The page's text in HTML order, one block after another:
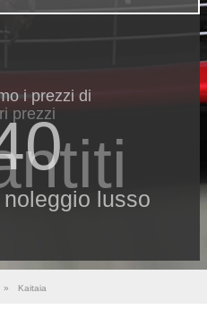
i prezzi di
lusso
prezzi
» Kaitaia